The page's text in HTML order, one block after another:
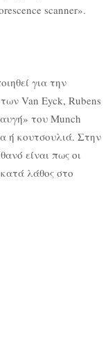
scanner».
για την
Van Eyck, Rubens
του Munch
ή κουτσουλιά. Στην
είναι πως οι
λάθος στο